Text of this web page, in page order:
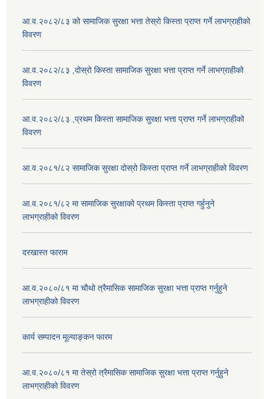
आ.व.२०८२/८३ को सामाजिक सुरक्षा भत्ता तेस्रो किस्ता प्राप्त गर्ने लाभग्राहीको
विवरण
आ.व.२०८२/८३ ,दोस्रो किस्ता सामाजिक सुरक्षा भत्ता प्राप्त गर्ने लाभग्राहीको
विवरण
आ.व.२०८२/८३ ,प्रथम किस्ता सामाजिक सुरक्षा भत्ता प्राप्त गर्ने लाभग्राहीको
विवरण
आ.व.२०८१/८२ सामाजिक सुरक्षा दोस्रो किस्ता प्राप्त गर्ने लाभग्राहीको विवरण
आ.व.२०८१/८२ मा सामाजिक सुरक्षाको प्रथम किस्ता प्राप्त गर्हुनुने
लाभग्राहीको विवरण
दरखास्त फाराम
आ.व.२०८०/८१ मा चौथो त्रैमासिक सामाजिक सुरक्षा भत्ता प्राप्त गर्नुहुने
लाभग्राहीको विवरण
कार्य सम्पादन मूल्याङ्कन फारम
आ.व.२०८०/८१ मा तेस्रो त्रैमासिक सामाजिक सुरक्षा भत्ता प्राप्त गर्नुहुने
लाभग्राहीको विवरण